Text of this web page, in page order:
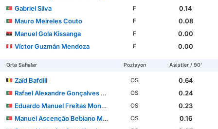
Gabriel Silva
F
0.14
Mauro Meireles Couto
F
0.08
Manuel Gola Kissanga
F
0.00
Víctor Guzmán Mendoza
F 0.00
Orta Sahalar Pozisyon Asistler / 90'
Zaïd Bafdili OS
0.64
Rafael Alexandre Gonçalves Besugo
OS
0.24
Eduardo Manuel Freitas Monteiro Ferreira Felicíssimo
OS
0.23
Manuel Ascenção Bebiano Mendonça
OS
0.16